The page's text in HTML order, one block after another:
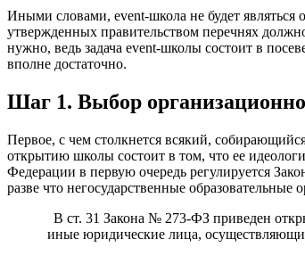
Иными словами, event-школа не будет являться
утвержденных правительством перечнях
нужно, ведь задача event-школы состоит в
вполне достаточно.
Шаг 1. Выбор
Первое, с чем столкнется всякий,
открытию школы состоит в том, что ее
Федерации в первую очередь регулируется
разве что негосударственные образовательные
В ст. 31 Закона № 273-ФЗ приведен
иные юридические лица,